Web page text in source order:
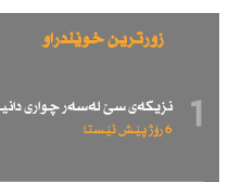
زۆرترین خوێندراو
1 نزیكەی سێ لەسەر چواری
6 رۆژ پێش ئێستا